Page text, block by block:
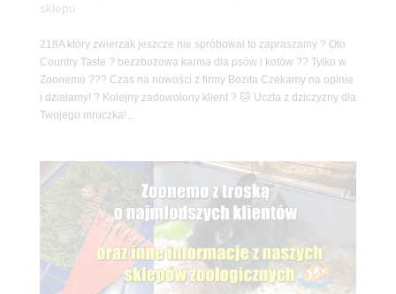
sklepu
218A który zwierzak jeszcze nie spróbował to zapraszamy ? Oto
Country Taste ? bezzbożowa karma dla psów i kotów ?? Tylko w
Zoonemo ??? Czas na nowości z firmy Bozita Czekamy na opinie
i działamy! ? Kolejny zadowolony klient ? 🐱 Uczta z dziczyzny dla
Twojego mruczka!...